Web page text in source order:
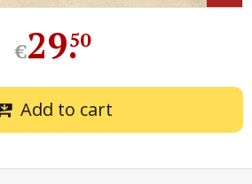
€29.
50
Add to cart